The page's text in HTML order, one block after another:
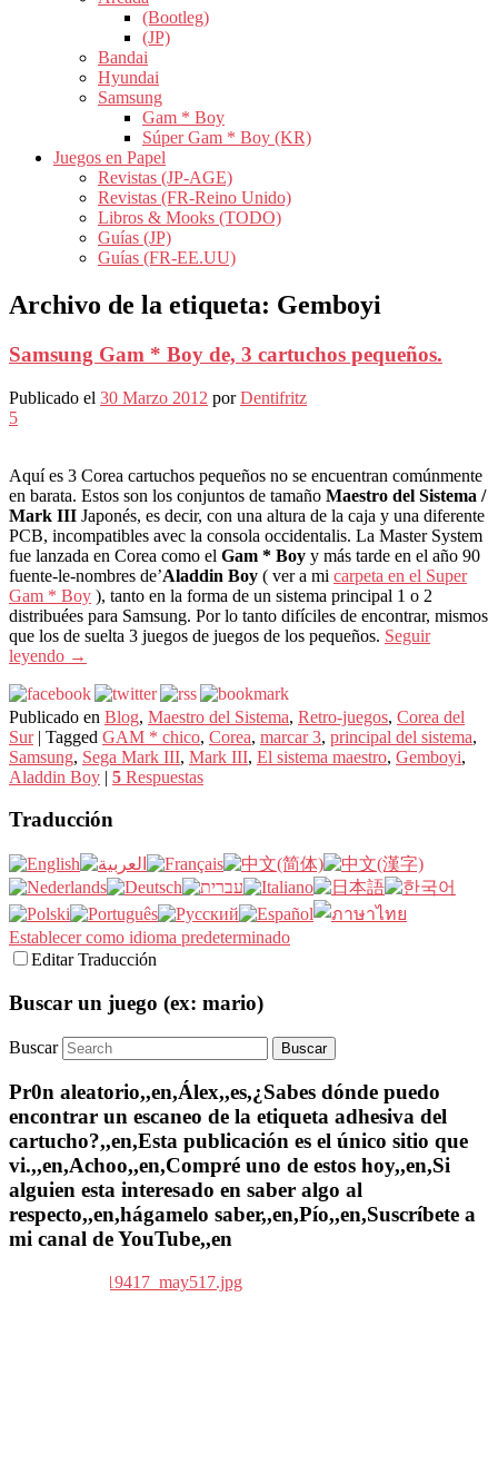
(Bootleg)
(JP)
Bandai
Hyundai
Samsung
Gam * Boy
Súper Gam * Boy (KR)
Juegos en Papel
Revistas (JP-AGE)
Revistas (FR-Reino Unido)
Libros & Mooks (TODO)
Guías (JP)
Guías (FR-EE.UU)
Archivo de la etiqueta: Gemboyi
Samsung Gam * Boy de, 3 cartuchos pequeños.
Publicado el 30 Marzo 2012 porDentifritz
5
Aquí es 3 Corea cartuchos pequeños no se encuentran comúnmente
en barata. Estos son los conjuntos de tamaño Maestro del Sistema /
Mark III Japonés, es decir, con una altura de la caja y una diferente
PCB, incompatibles avec la consola occidentalis. La Master System
fue lanzada en Corea como el Gam * Boy y más tarde en el año 90
fuente-le-nombres de’Aladdin Boy ( ver a mi carpeta en el Super
Gam * Boy ), tanto en la forma de un sistema principal 1 o 2
distribuées para Samsung. Por lo tanto difíciles de encontrar, mismos
que los de suelta 3 juegos de juegos de los pequeños. Seguir
leyendo →
Publicado en Blog, Maestro del Sistema, Retro-juegos, Corea del
Sur | Tagged GAM * chico, Corea, marcar 3, principal del sistema,
Samsung, Sega Mark III, Mark III, El sistema maestro, Gemboyi,
Aladdin Boy | 5 Respuestas
Traducción
Establecer como idioma predeterminado
Editar Traducción
Buscar un juego (ex: mario)
Buscar
Pr0n aleatorio,,en,Álex,,es,¿Sabes dónde puedo
encontrar un escaneo de la etiqueta adhesiva del
cartucho?,,en,Esta publicación es el único sitio que
vi.,,en,Achoo,,en,Compré uno de estos hoy,,en,Si
alguien esta interesado en saber algo al
respecto,,en,hágamelo saber,,en,Pío,,en,Suscríbete a
mi canal de YouTube,,en